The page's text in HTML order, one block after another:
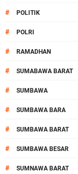
# POLITIK
# POLRI
# RAMADHAN
# SUMABAWA BARAT
# SUMBAWA
# SUMBAWA BARA
# SUMBAWA BARAT
# SUMBAWA BESAR
# SUMNAWA BARAT